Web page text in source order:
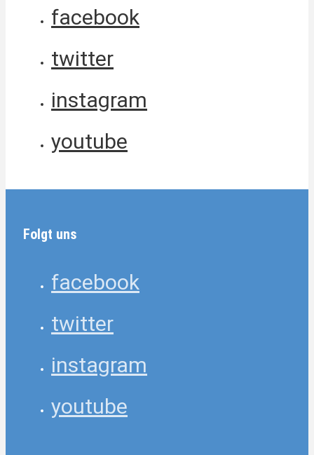
facebook
twitter
instagram
youtube
Folgt uns
facebook
twitter
instagram
youtube